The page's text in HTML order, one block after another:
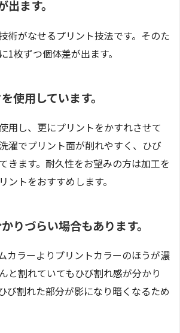
ます。
術がなせるプリント技法です。そのた
1枚ずつ個体差が出ます。
使用しています。
用し、更にプリントをかすれさせて
濯でプリント面が削れやすく、ひび
きます。耐久性をお望みの方は加工を
ントをおすすめします。
りづらい場合もあります。
カラーよりプリントカラーのほうが濃
と割れていてもひび割れ感が分かり
び割れた部分が影になり暗くなるため